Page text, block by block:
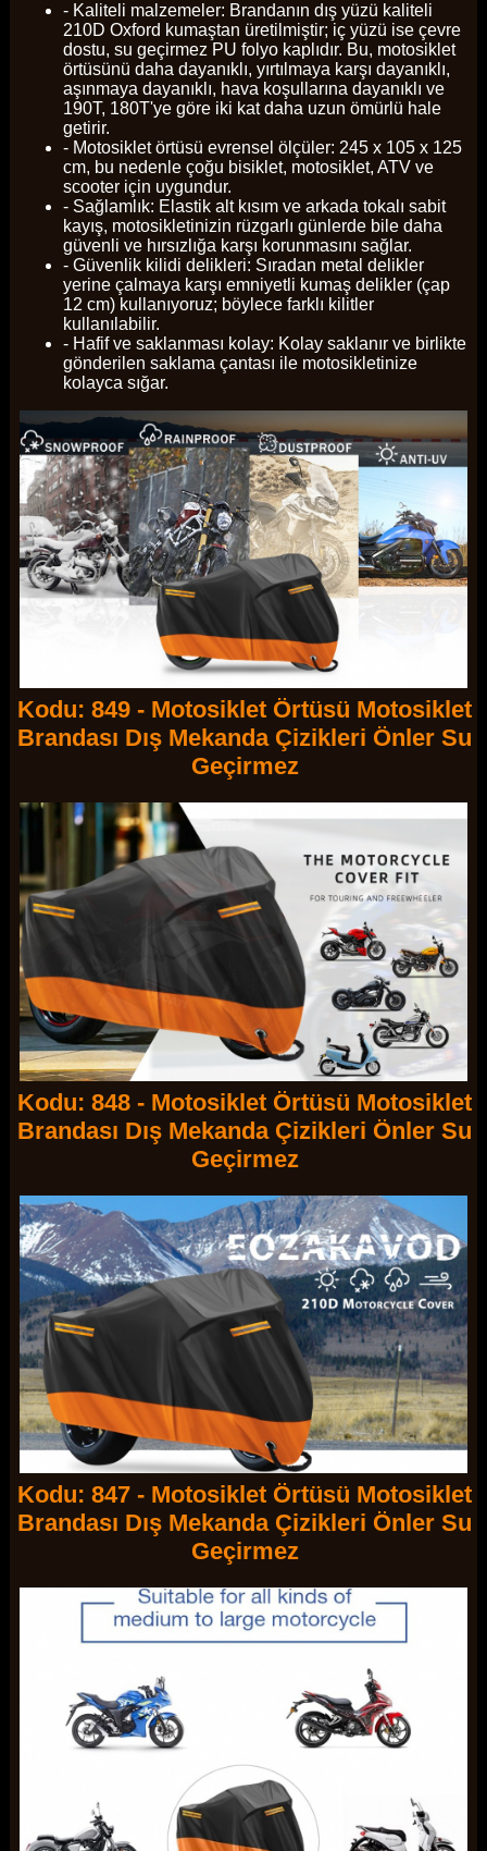
- Kaliteli malzemeler: Brandanın dış yüzü kaliteli
210D Oxford kumaştan üretilmiştir; iç yüzü ise çevre
dostu, su geçirmez PU folyo kaplıdır. Bu, motosiklet
örtüsünü daha dayanıklı, yırtılmaya karşı dayanıklı,
aşınmaya dayanıklı, hava koşullarına dayanıklı ve
190T, 180T'ye göre iki kat daha uzun ömürlü hale
getirir.
- Motosiklet örtüsü evrensel ölçüler: 245 x 105 x 125
cm, bu nedenle çoğu bisiklet, motosiklet, ATV ve
scooter için uygundur.
- Sağlamlık: Elastik alt kısım ve arkada tokalı sabit
kayış, motosikletinizin rüzgarlı günlerde bile daha
güvenli ve hırsızlığa karşı korunmasını sağlar.
- Güvenlik kilidi delikleri: Sıradan metal delikler
yerine çalmaya karşı emniyetli kumaş delikler (çap
12 cm) kullanıyoruz; böylece farklı kilitler
kullanılabilir.
- Hafif ve saklanması kolay: Kolay saklanır ve birlikte
gönderilen saklama çantası ile motosikletinize
kolayca sığar.
Kodu: 849 - Motosiklet Örtüsü Motosiklet
Brandası Dış Mekanda Çizikleri Önler Su
Geçirmez
Kodu: 848 - Motosiklet Örtüsü Motosiklet
Brandası Dış Mekanda Çizikleri Önler Su
Geçirmez
Kodu: 847 - Motosiklet Örtüsü Motosiklet
Brandası Dış Mekanda Çizikleri Önler Su
Geçirmez